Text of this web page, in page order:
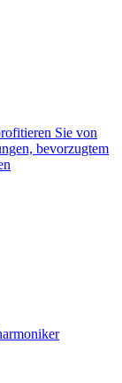
Sie von
bevorzugtem